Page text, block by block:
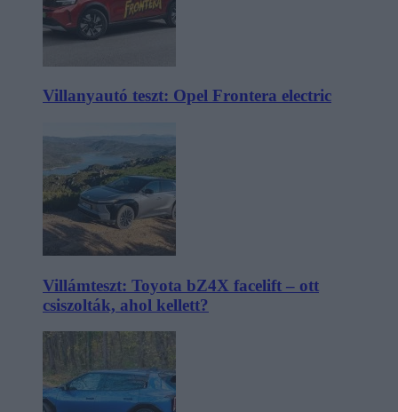
Villanyautó teszt: Opel Frontera electric
Villámteszt: Toyota bZ4X facelift – ott
csiszolták, ahol kellett?